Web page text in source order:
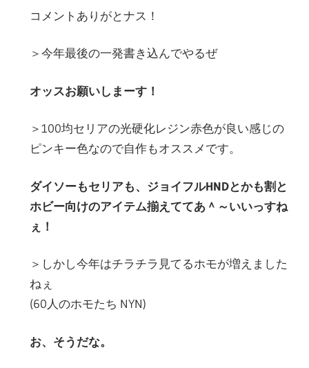
コメントありがとナス！
＞今年最後の一発書き込んでやるぜ
オッスお願いしまーす！
＞100均セリアの光硬化レジン赤色が良い感じの
ピンキー色なので自作もオススメです。
ダイソーもセリアも、ジョイフルHNDとかも割と
ホビー向けのアイテム揃えててあ＾～いいっすね
ぇ！
＞しかし今年はチラチラ見てるホモが増えました
ねぇ
(60人のホモたち NYN)
お、そうだな。